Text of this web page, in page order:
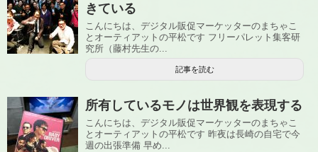
きている
こんにちは、デジタル販促マーケッターのまちゃこ
とオーティアットの平松です フリーパレット集客研
究所（藤村先生の...
記事を読む
所有しているモノは世界観を表現する
こんにちは、デジタル販促マーケッターのまちゃこ
とオーティアットの平松です 昨夜は長崎の自宅で今
週の出張準備 早め...